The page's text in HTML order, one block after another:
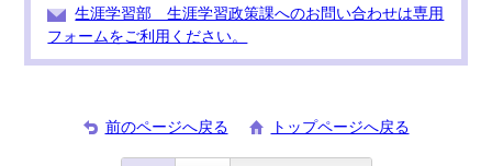
生涯学習部 生涯学習政策課へのお問い合わせは専用
フォームをご利用ください。
前のページへ戻る トップページへ戻る